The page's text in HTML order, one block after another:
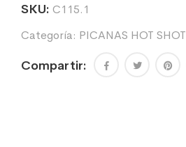
cantidad
SKU: C115.1
Categoría: PICANAS HOT SHOT
Compartir: